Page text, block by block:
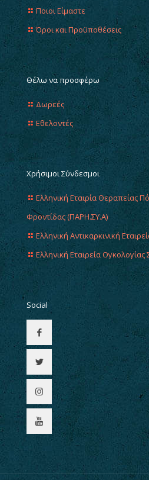
Ποιοι Είμαστε
Όροι και Προϋποθέσεις
Θέλω να προσφέρω
Δωρεές
Εθελοντές
Χρήσιμοι Σύνδεσμοι
Ελληνική Εταιρία Θεραπείας
Φροντίδας (ΠΑΡΗ.ΣΥ.Α)
Ελληνική Αντικαρκινική
Ελληνική Εταιρεία Ογκολογίας
Social